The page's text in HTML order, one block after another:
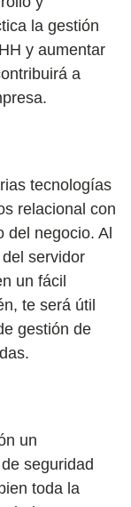
la gestión
y aumentar
a
tecnologías
relacional con
del negocio. Al
servidor
un fácil
te será útil
gestión de
un
seguridad
toda la